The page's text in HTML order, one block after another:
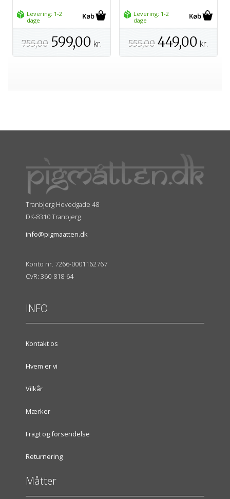
Levering: 1-2
dage
755,00 599,00 kr.
Levering: 1-2
dage
555,00 449,00 kr.
Tranbjerg Hovedgade 48
DK-8310 Tranbjerg
info@pigmaatten.dk
Konto nr. 7266-0001162767
CVR: 360-818-64
INFO
Kontakt os
Hvem er vi
Vilkår
Mærker
Fragt og forsendelse
Returnering
Måtter